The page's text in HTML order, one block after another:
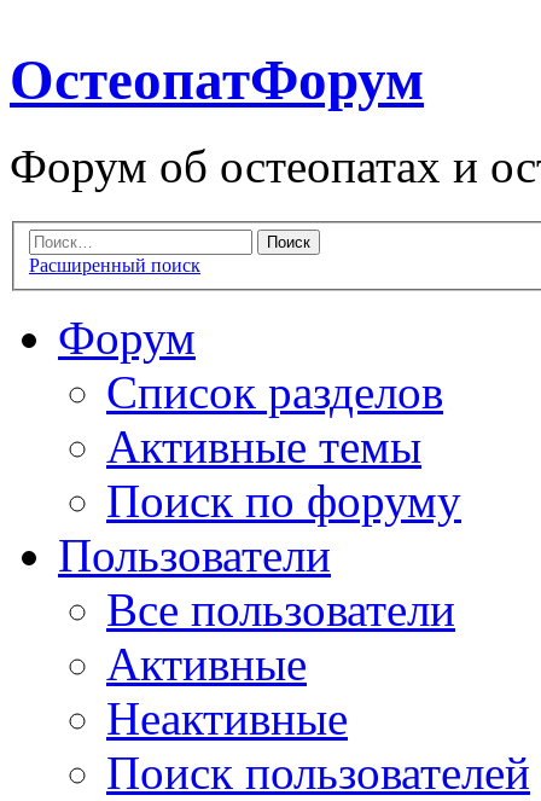
ОстеопатФорум
Форум об остеопатах и
Расширенный поиск
Форум
Список разделов
Активные темы
Поиск по форуму
Пользователи
Все пользователи
Активные
Неактивные
Поиск пользователей